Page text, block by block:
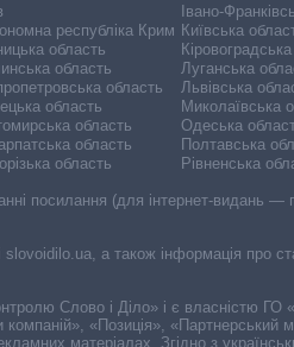
республіка Крим
область
область
область
область
область
область
область
Івано-
Київська
Луганська
Львівська
Миколаївська
Одеська
Полтавська
Рівненська
посилання (для інтернет-видань
slovoidilo.ua, а також інформація про
Слово і Діло» і є власністю
«Позиція», «Партнерський
матеріалах. Згідно з